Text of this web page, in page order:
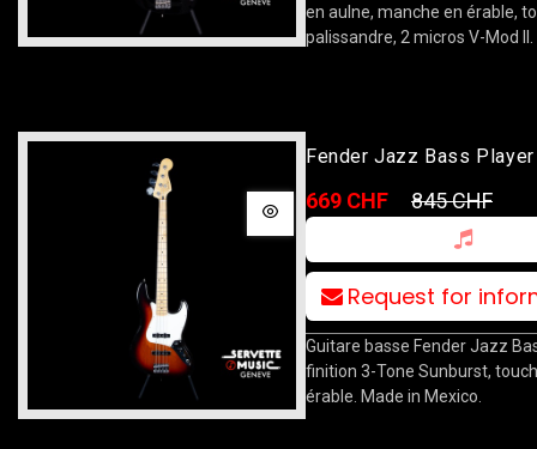
en aulne, manche en érable,
palissandre, 2 micros V-Mod II.
Fender Jazz Bass
669 CHF 845 CHF
Request for
Guitare basse Fender Jazz
finition 3-Tone Sunburst,
érable. Made in Mexico.